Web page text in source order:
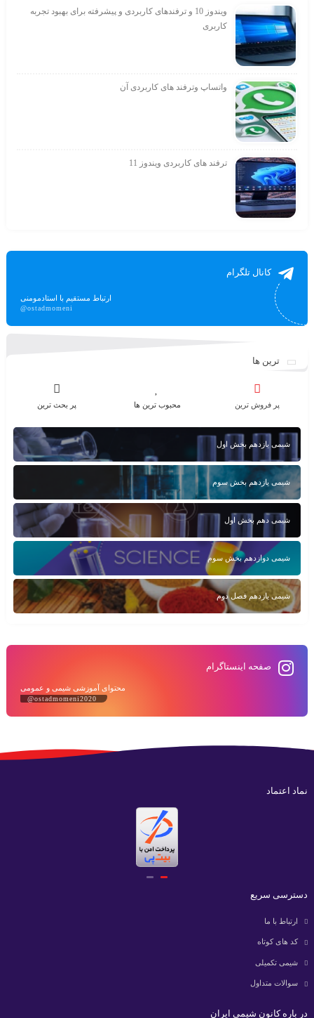
ویندوز 10 و ترفندهای کاربردی و پیشرفته برای بهبود تجربه
کاربری
واتساپ وترفند های کاربردی آن
ترفند های کاربردی ویندوز 11
کانال تلگرام
ارتباط مستقیم با استادمومنی
@ostadmomeni
ترین ها
پر فروش ترین محبوب ترین ها پر بحث ترین
شیمی یازدهم بخش اول
شیمی یازدهم بخش سوم
شیمی دهم بخش اول
شیمی دوازدهم بخش سوم
شیمی یازدهم فصل دوم
صفحه اینستاگرام
محتوای آموزشی شیمی و عمومی
@ostadmomeni2020
نماد اعتماد
دسترسی سریع
ارتباط با ما
کد های کوتاه
شیمی تکمیلی
سوالات متداول
در باره کانون شیمی ایران